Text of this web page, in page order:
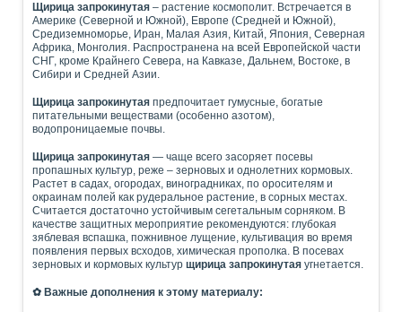
Щирица запрокинутая – растение космополит. Встречается в
Америке (Северной и Южной), Европе (Средней и Южной),
Средиземноморье, Иран, Малая Азия, Китай, Япония, Северная
Африка, Монголия. Распространена на всей Европейской части
СНГ, кроме Крайнего Севера, на Кавказе, Дальнем, Востоке, в
Сибири и Средней Азии.
Щирица запрокинутая предпочитает гумусные, богатые
питательными веществами (особенно азотом),
водопроницаемые почвы.
Щирица запрокинутая — чаще всего засоряет посевы
пропашных культур, реже – зерновых и однолетних кормовых.
Растет в садах, огородах, виноградниках, по оросителям и
окраинам полей как рудеральное растение, в сорных местах.
Считается достаточно устойчивым сегетальным сорняком. В
качестве защитных мероприятие рекомендуются: глубокая
зяблевая вспашка, пожнивное лущение, культивация во время
появления первых всходов, химическая прополка. В посевах
зерновых и кормовых культур щирица запрокинутая угнетается.
✿ Важные дополнения к этому материалу: